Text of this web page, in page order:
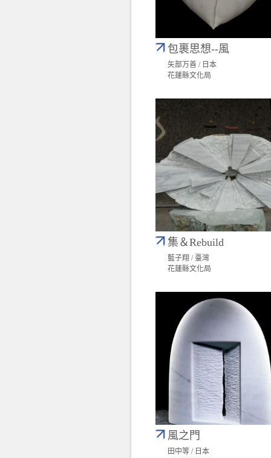
包裹思想--風
矢部万善 / 日本
花蓮縣文化局
集＆Rebuild
藍子翔 / 臺灣
花蓮縣文化局
風之門
田中等 / 日本